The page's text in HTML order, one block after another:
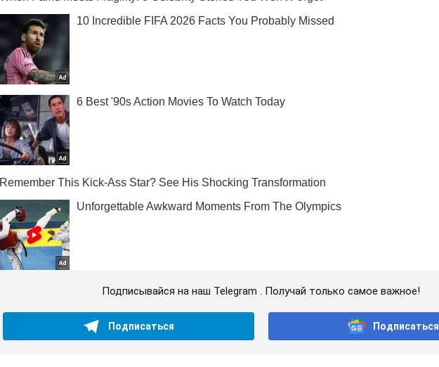
Подписывайся на наш Telegram . Получай только самое важное!
Подписаться Подписаться